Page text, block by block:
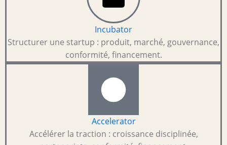
Incubator
Structurer une startup : produit, marché, gouvernance,
conformité, financement.
Accelerator
Accélérer la traction : croissance disciplinée,